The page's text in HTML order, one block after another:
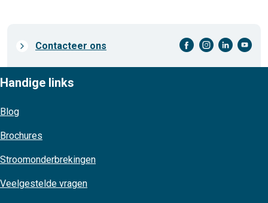
Prefooter
Contacteer ons facebook-cirkel instagram-cirkel linkedin-cirkel youtube-cirkel
Handige links
Blog
Brochures
Stroomonderbrekingen
Veelgestelde vragen